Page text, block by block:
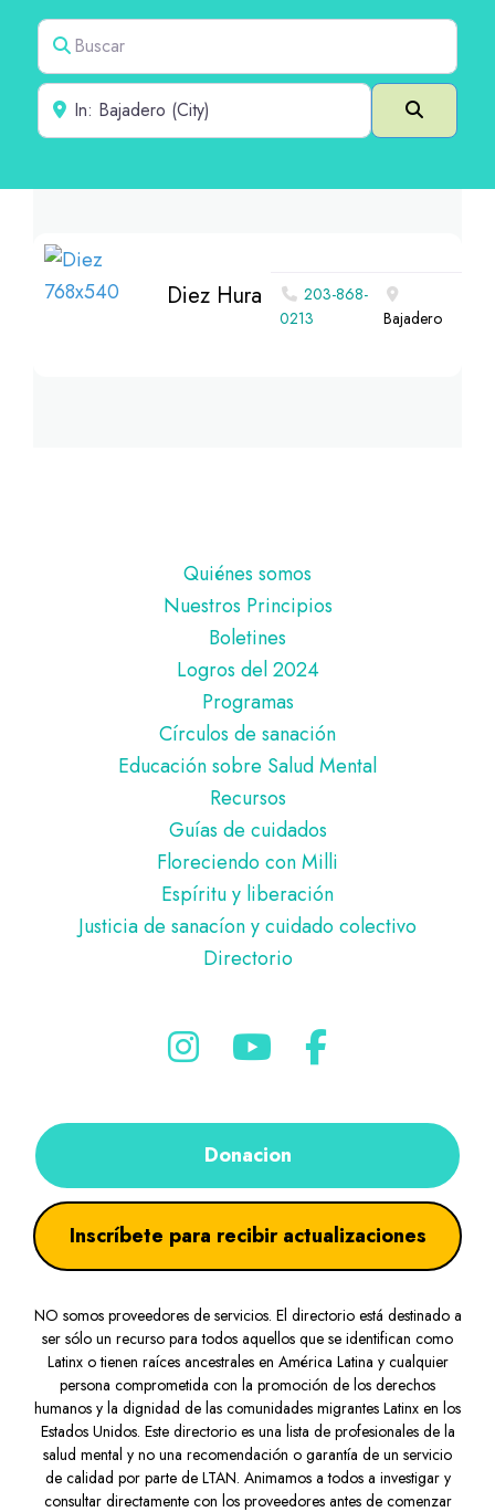
Buscar
Cerca de
Buscar
Diez Hura
203-868-
0213
Bajadero
Quiénes somos
Nuestros Principios
Boletines
Logros del 2024
Programas
Círculos de sanación
Educación sobre Salud Mental
Recursos
Guías de cuidados
Floreciendo con Milli
Espíritu y liberación
Justicia de sanacíon y cuidado colectivo
Directorio
Donacion
Inscríbete para recibir actualizaciones
NO somos proveedores de servicios. El directorio está destinado a
ser sólo un recurso para todos aquellos que se identifican como
Latinx o tienen raíces ancestrales en América Latina y cualquier
persona comprometida con la promoción de los derechos
humanos y la dignidad de las comunidades migrantes Latinx en los
Estados Unidos. Este directorio es una lista de profesionales de la
salud mental y no una recomendación o garantía de un servicio
de calidad por parte de LTAN. Animamos a todos a investigar y
consultar directamente con los proveedores antes de comenzar